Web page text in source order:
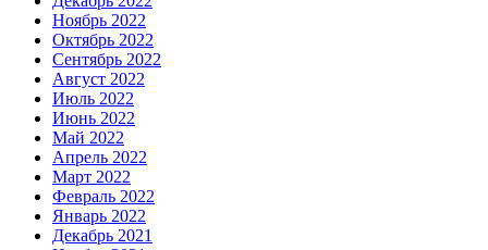
Ноябрь 2022
Октябрь 2022
Сентябрь 2022
Август 2022
Июль 2022
Июнь 2022
Май 2022
Апрель 2022
Март 2022
Февраль 2022
Январь 2022
Декабрь 2021